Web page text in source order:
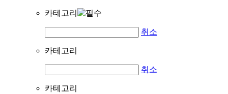
카테고리
취소
카테고리
취소
카테고리